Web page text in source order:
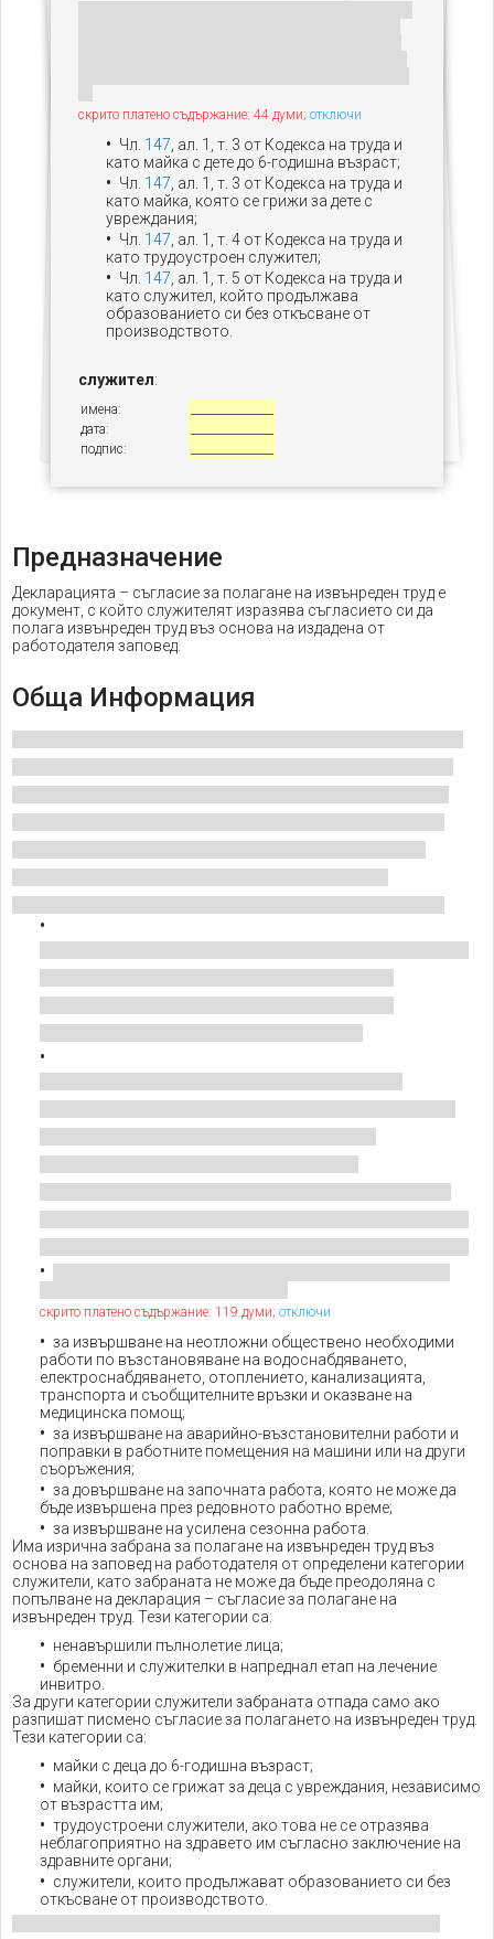
скрито платено съдържание: 44 думи; отключи
Чл. 147, ал. 1, т. 3 от Кодекса на труда и
като майка с дете до 6-годишна възраст;
Чл. 147, ал. 1, т. 3 от Кодекса на труда и
като майка, която се грижи за дете с
увреждания;
Чл. 147, ал. 1, т. 4 от Кодекса на труда и
като трудоустроен служител;
Чл. 147, ал. 1, т. 5 от Кодекса на труда и
като служител, който продължава
образованието си без откъсване от
производството.
служител:
имена:
дата:
подпис:
Предназначение
Декларацията – съгласие за полагане на извънреден труд е
документ, с който служителят изразява съгласието си да
полага извънреден труд въз основа на издадена от
работодателя заповед.
Обща Информация
скрито платено съдържание: 119 думи; отключи
за извършване на неотложни обществено необходими
работи по възстановяване на водоснабдяването,
електроснабдяването, отоплението, канализацията,
транспорта и съобщителните връзки и оказване на
медицинска помощ;
за извършване на аварийно-възстановителни работи и
поправки в работните помещения на машини или на други
съоръжения;
за довършване на започната работа, която не може да
бъде извършена през редовното работно време;
за извършване на усилена сезонна работа.
Има изрична забрана за полагане на извънреден труд въз
основа на заповед на работодателя от определени категории
служители, като забраната не може да бъде преодоляна с
попълване на декларация – съгласие за полагане на
извънреден труд. Тези категории са:
ненавършили пълнолетие лица;
бременни и служителки в напреднал етап на лечение
инвитро.
За други категории служители забраната отпада само ако
разпишат писмено съгласие за полагането на извънреден труд.
Тези категории са:
майки с деца до 6-годишна възраст;
майки, които се грижат за деца с увреждания, независимо
от възрастта им;
трудоустроени служители, ако това не се отразява
неблагоприятно на здравето им съгласно заключение на
здравните органи;
служители, които продължават образованието си без
откъсване от производството.